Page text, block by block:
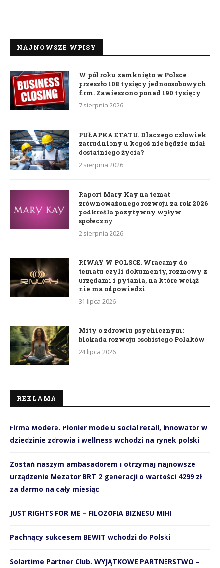
NAJNOWSZE WPISY
W pół roku zamknięto w Polsce
przeszło 108 tysięcy jednoosobowych
firm. Zawieszono ponad 190 tysięcy
7 sierpnia 2026
PUŁAPKA ETATU. Dlaczego człowiek
zatrudniony u kogoś nie będzie miał
dostatniego życia?
2 sierpnia 2026
Raport Mary Kay na temat
zrównoważonego rozwoju za rok 2026
podkreśla pozytywny wpływ
społeczny
2 sierpnia 2026
RIWAY W POLSCE. Wracamy do
tematu czyli dokumenty, rozmowy z
urzędami i pytania, na które wciąż
nie ma odpowiedzi
31 lipca 2026
Mity o zdrowiu psychicznym:
blokada rozwoju osobistego Polaków
24 lipca 2026
REKLAMA
Firma Modere. Pionier modelu social retail, innowator w
dziedzinie zdrowia i wellness wchodzi na rynek polski
Zostań naszym ambasadorem i otrzymaj najnowsze
urządzenie Mezator BRT 2 generacji o wartości 4299 zł
za darmo na cały miesiąc
JUST RIGHTS FOR ME – FILOZOFIA BIZNESU MIHI
Pachnący sukcesem BEWIT wchodzi do Polski
Solartime Partner Club. WYJĄTKOWE PARTNERSTWO –